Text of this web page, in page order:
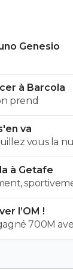
Genesio
à Barcola
prend
va
vous la
à Getafe
l’OM !
700M